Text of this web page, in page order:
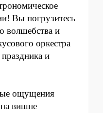
Вы погрузитесь
волшебства и
оркестра
и
ощущения
вишне